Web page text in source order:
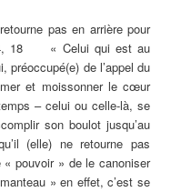
pas en arrière pour
18 « Celui qui est au
préoccupé(e) de l’appel du
et moissonner le cœur
– celui ou celle-là, se
son boulot jusqu’au
(elle) ne retourne pas
pouvoir » de le canoniser
» en effet, c’est se